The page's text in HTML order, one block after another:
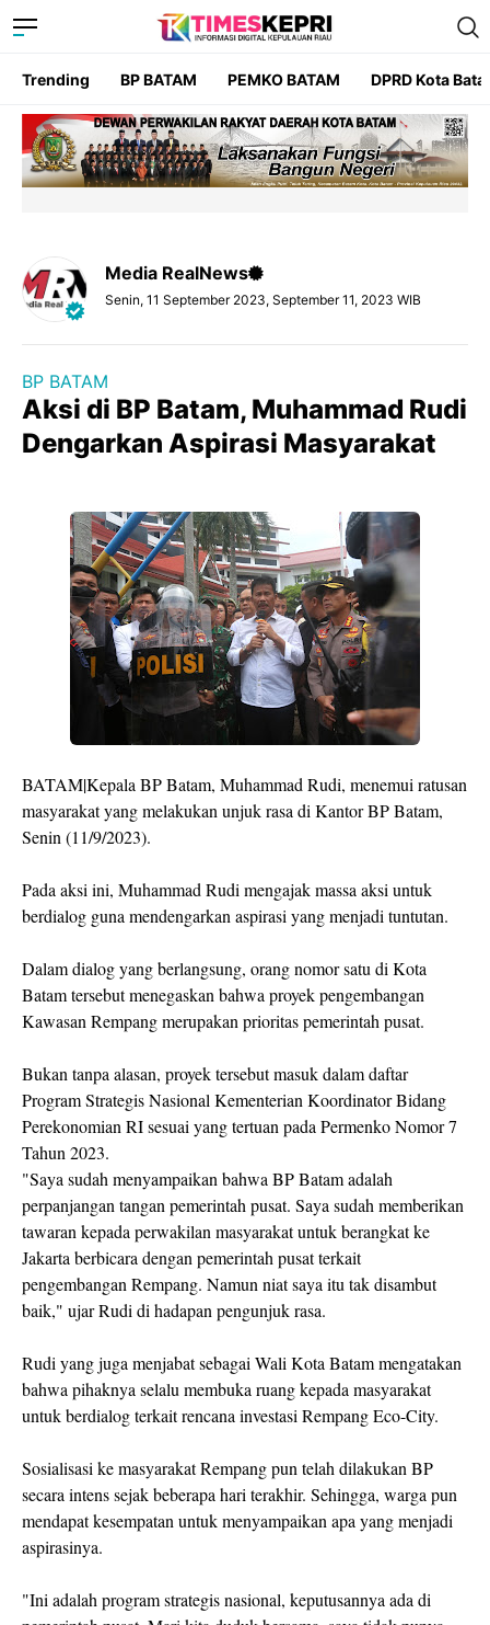
Trending BP BATAM PEMKO BATAM DPRD Kota
Media RealNews
Senin, 11 September 2023, September 11, 2023 WIB
BP BATAM
Aksi di BP Batam, Muhammad Rudi
Dengarkan Aspirasi Masyarakat
BATAM|Kepala BP Batam, Muhammad Rudi, menemui ratusan
masyarakat yang melakukan unjuk rasa di Kantor BP Batam,
Senin (11/9/2023).
Pada aksi ini, Muhammad Rudi mengajak massa aksi untuk
berdialog guna mendengarkan aspirasi yang menjadi tuntutan.
Dalam dialog yang berlangsung, orang nomor satu di Kota
Batam tersebut menegaskan bahwa proyek pengembangan
Kawasan Rempang merupakan prioritas pemerintah pusat.
Bukan tanpa alasan, proyek tersebut masuk dalam daftar
Program Strategis Nasional Kementerian Koordinator Bidang
Perekonomian RI sesuai yang tertuan pada Permenko Nomor 7
Tahun 2023.
"Saya sudah menyampaikan bahwa BP Batam adalah
perpanjangan tangan pemerintah pusat. Saya sudah memberikan
tawaran kepada perwakilan masyarakat untuk berangkat ke
Jakarta berbicara dengan pemerintah pusat terkait
pengembangan Rempang. Namun niat saya itu tak disambut
baik," ujar Rudi di hadapan pengunjuk rasa.
Rudi yang juga menjabat sebagai Wali Kota Batam mengatakan
bahwa pihaknya selalu membuka ruang kepada masyarakat
untuk berdialog terkait rencana investasi Rempang Eco-City.
Sosialisasi ke masyarakat Rempang pun telah dilakukan BP
secara intens sejak beberapa hari terakhir. Sehingga, warga pun
mendapat kesempatan untuk menyampaikan apa yang menjadi
aspirasinya.
"Ini adalah program strategis nasional, keputusannya ada di